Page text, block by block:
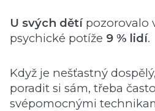
U svých dětípozorovalo
psychické potíže 9 % lidí.
Když je nešťastný
poradit si sám, třeba
svépomocnými